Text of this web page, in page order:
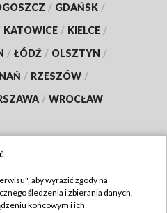
/ GDAŃSK /
KATOWICE / KIELCE /
/ ŁÓDŹ / OLSZTYN /
/ RZESZÓW /
/ WROCŁAW
TVP
aby wyrazić zgody na
śledzenia i zbierania danych,
końcowym i ich